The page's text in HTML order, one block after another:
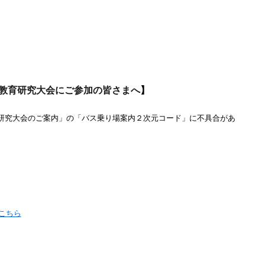
育研究大会にご参加の皆さまへ】
大会のご案内」の「バス乗り場案内２次元コード」に不具合があ
ちら